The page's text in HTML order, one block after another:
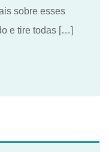
sobre esses
e tire todas […]